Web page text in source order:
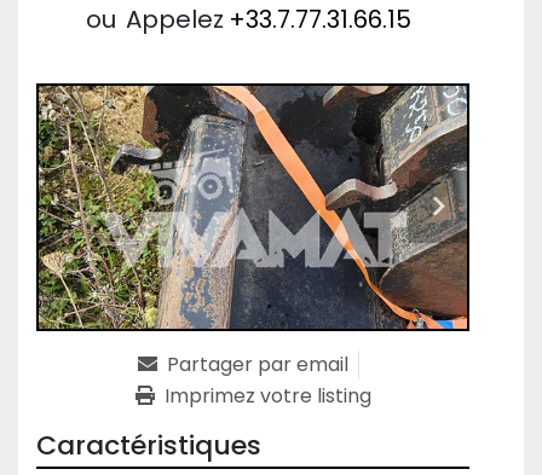
ou Appelez +33.7.77.31.66.15
Partager par email
Imprimez votre listing
Caractéristiques